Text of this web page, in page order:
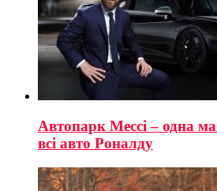
Автопарк Мессі – одна
всі авто Роналду